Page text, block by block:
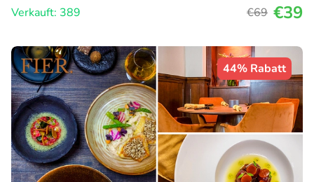
Verkauft: 389
€69 €39
44% Rabatt